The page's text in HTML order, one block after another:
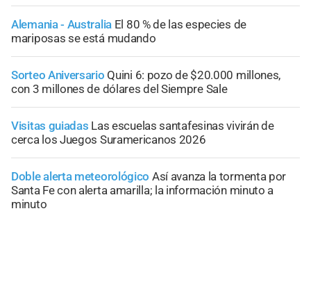
Alemania - Australia El 80 % de las especies de
mariposas se está mudando
Sorteo Aniversario Quini 6: pozo de $20.000 millones,
con 3 millones de dólares del Siempre Sale
Visitas guiadas Las escuelas santafesinas vivirán de
cerca los Juegos Suramericanos 2026
Doble alerta meteorológico Así avanza la tormenta por
Santa Fe con alerta amarilla; la información minuto a
minuto